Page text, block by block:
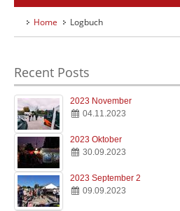
Willkommen
Clubinfos
Essen & Trinken
Home Logbuch
Recent Posts
2023 November
04.11.2023
2023 Oktober
30.09.2023
2023 September 2
09.09.2023